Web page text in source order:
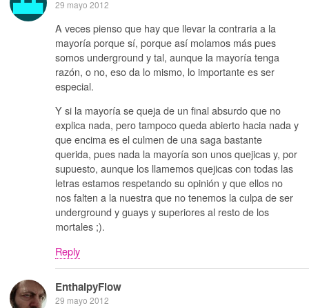
29 mayo 2012
A veces pienso que hay que llevar la contraria a la
mayoría porque sí, porque así molamos más pues
somos underground y tal, aunque la mayoría tenga
razón, o no, eso da lo mismo, lo importante es ser
especial.
Y si la mayoría se queja de un final absurdo que no
explica nada, pero tampoco queda abierto hacia nada y
que encima es el culmen de una saga bastante
querida, pues nada la mayoría son unos quejicas y, por
supuesto, aunque los llamemos quejicas con todas las
letras estamos respetando su opinión y que ellos no
nos falten a la nuestra que no tenemos la culpa de ser
underground y guays y superiores al resto de los
mortales ;).
Reply
EnthalpyFlow
29 mayo 2012